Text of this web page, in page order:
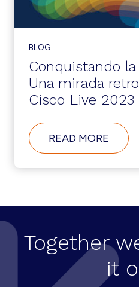
BLOG
Conquistando
Una mirada
Cisco Live 2023
READ MORE ABOUT
LIVE
2023
Together
it